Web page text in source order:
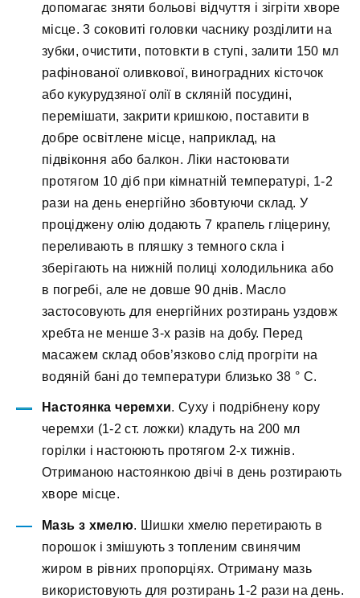
допомагає зняти больові відчуття і зігріти хворе
місце. 3 соковиті головки часнику розділити на
зубки, очистити, потовкти в ступі, залити 150 мл
рафінованої оливкової, виноградних кісточок
або кукурудзяної олії в скляній посудині,
перемішати, закрити кришкою, поставити в
добре освітлене місце, наприклад, на
підвіконня або балкон. Ліки настоювати
протягом 10 діб при кімнатній температурі, 1-2
рази на день енергійно збовтуючи склад. У
проціджену олію додають 7 крапель гліцерину,
переливають в пляшку з темного скла і
зберігають на нижній полиці холодильника або
в погребі, але не довше 90 днів. Масло
застосовують для енергійних розтирань уздовж
хребта не менше 3-х разів на добу. Перед
масажем склад обов’язково слід прогріти на
водяній бані до температури близько 38 ° C.
Настоянка черемхи. Суху і подрібнену кору
черемхи (1-2 ст. ложки) кладуть на 200 мл
горілки і настоюють протягом 2-х тижнів.
Отриманою настоянкою двічі в день розтирають
хворе місце.
Мазь з хмелю. Шишки хмелю перетирають в
порошок і змішують з топленим свинячим
жиром в рівних пропорціях. Отриману мазь
використовують для розтирань 1-2 рази на день.